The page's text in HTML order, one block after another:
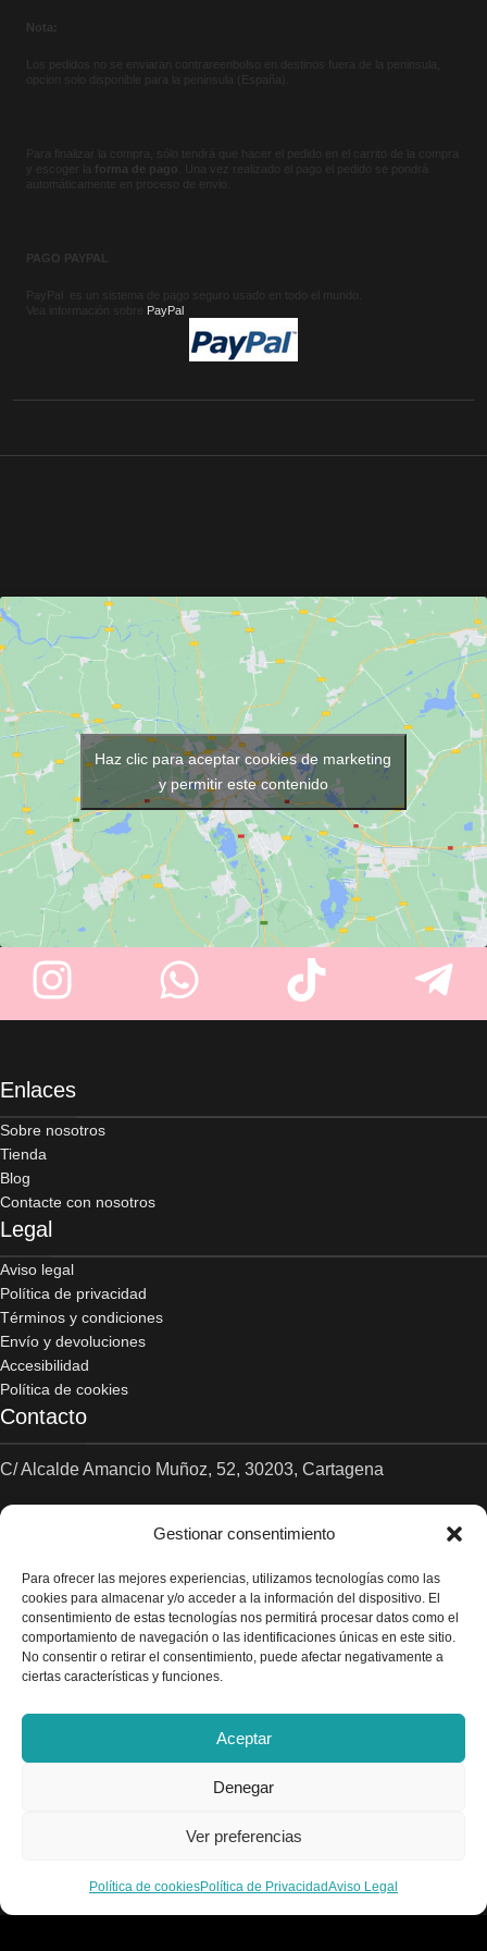
Gestionar consentimiento
Para ofrecer las mejores experiencias, utilizamos tecnologías como las
cookies para almacenar y/o acceder a la información del dispositivo. El
consentimiento de estas tecnologías nos permitirá procesar datos como el
comportamiento de navegación o las identificaciones únicas en este sitio.
No consentir o retirar el consentimiento, puede afectar negativamente a
ciertas características y funciones.
Aceptar
Denegar
Ver preferencias
Política de cookiesPolítica de PrivacidadAviso Legal
Nota:
Los pedidos no se enviaran contrareenbolso en destinos fuera de la peninsula,
opcion solo disponible para la peninsula (España).
Para finalizar la compra, sólo tendrá que hacer el pedido en el carrito de la compra
y escoger la forma de pago . Una vez realizado el pago el pedido se pondrá
automáticamente en proceso de envio.
PAGO PAYPAL
PayPal es un sistema de pago seguro usado en todo el mundo.
Vea información sobre PayPal
Haz clic para aceptar cookies de marketing
y permitir este contenido
Enlaces
Sobre nosotros
Tienda
Blog
Contacte con nosotros
Legal
Aviso legal
Política de privacidad
Términos y condiciones
Envío y devoluciones
Accesibilidad
Política de cookies
Contacto
C/ Alcalde Amancio Muñoz, 52, 30203, Cartagena
968 521 048 / 617 498 222